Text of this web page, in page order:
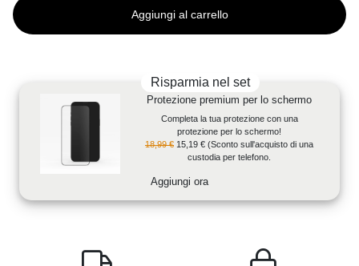
Aggiungi al carrello
Risparmia nel set
Protezione premium per lo schermo
Completa la tua protezione con una
protezione per lo schermo!
18,99 € 15,19 € (Sconto sull'acquisto di una
custodia per telefono.
Aggiungi ora